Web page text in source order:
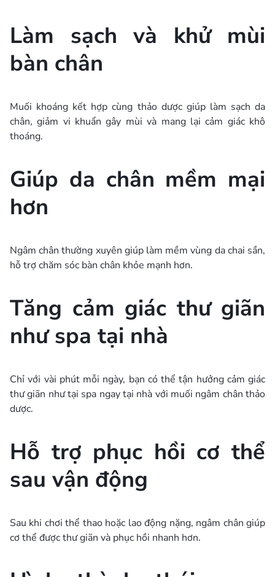
Làm sạch và khử mùi
bàn chân
Muối khoáng kết hợp cùng thảo dược giúp làm sạch da
chân, giảm vi khuẩn gây mùi và mang lại cảm giác khô
thoáng.
Giúp da chân mềm mại
hơn
Ngâm chân thường xuyên giúp làm mềm vùng da chai sần,
hỗ trợ chăm sóc bàn chân khỏe mạnh hơn.
Tăng cảm giác thư giãn
như spa tại nhà
Chỉ với vài phút mỗi ngày, bạn có thể tận hưởng cảm giác
thư giãn như tại spa ngay tại nhà với muối ngâm chân thảo
dược.
Hỗ trợ phục hồi cơ thể
sau vận động
Sau khi chơi thể thao hoặc lao động nặng, ngâm chân giúp
cơ thể được thư giãn và phục hồi nhanh hơn.